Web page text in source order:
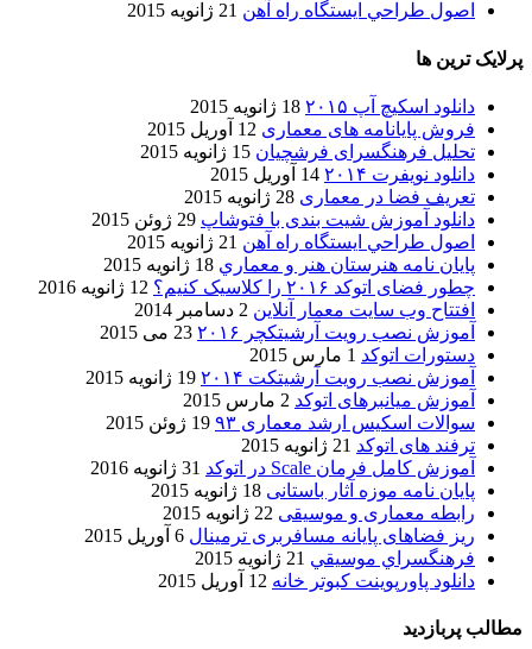
اصول طراحي ایستگاه راه آهن 21 ژانویه 2015
پرلایک ترین ها
دانلود اسکیچ آپ ۲۰۱۵
18 ژانویه 2015
فروش پایانامه های معماری 12 آوریل 2015
تحلیل فرهنگسرای فرشچیان 15 ژانویه 2015
دانلود نویفرت ۲۰۱۴
14 آوریل 2015
تعریف فضا در معماری 28 ژانویه 2015
دانلود آموزش شیت بندی با فتوشاپ 29 ژوئن 2015
اصول طراحي ایستگاه راه آهن 21 ژانویه 2015
پایان نامه هنرستان هنر و معماري 18 ژانویه 2015
چطور فضای اتوکد ۲۰۱۶ را کلاسیک کنیم؟
12 ژانویه 2016
افتتاح وب سایت معمار آنلاین 2 دسامبر 2014
آموزش نصب رویت آرشیتکچر ۲۰۱۶
23 می 2015
دستورات اتوکد 1 مارس 2015
آموزش نصب رویت آرشیتکت ۲۰۱۴
19 ژانویه 2015
آموزش میانبرهای اتوکد 2 مارس 2015
سوالات اسکیس ارشد معماری ۹۳
19 ژوئن 2015
ترفند های اتوکد 21 ژانویه 2015
آموزش کامل فرمان Scale در اتوکد
31 ژانویه 2016
پایان نامه موزه آثار باستانی 18 ژانویه 2015
رابطه معماری و موسیقی 22 ژانویه 2015
ریز فضاهای پایانه مسافربری ترمینال 6 آوریل 2015
فرهنگسراي موسيقي 21 ژانویه 2015
دانلود پاورپوینت کبوتر خانه 12 آوریل 2015
مطالب پربازدید